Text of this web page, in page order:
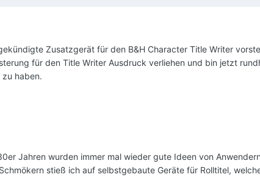
Zusatzgerät für den B&H Character Title Writer
für den Title Writer Ausdruck verliehen und bin jetzt
haben.
Jahren wurden immer mal wieder gute Ideen von
stieß ich auf selbstgebaute Geräte für Rolltitel,